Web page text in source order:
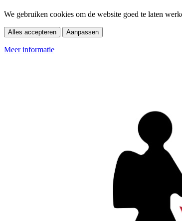
We gebruiken cookies om de website goed te laten
Alles accepteren Aanpassen
Meer informatie